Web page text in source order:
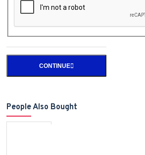
CONTINUE
People Also Bought